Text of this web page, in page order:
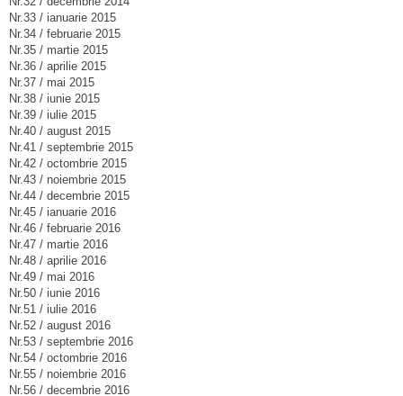
Nr.33 / ianuarie 2015
Nr.34 / februarie 2015
Nr.35 / martie 2015
Nr.36 / aprilie 2015
Nr.37 / mai 2015
Nr.38 / iunie 2015
Nr.39 / iulie 2015
Nr.40 / august 2015
Nr.41 / septembrie 2015
Nr.42 / octombrie 2015
Nr.43 / noiembrie 2015
Nr.44 / decembrie 2015
Nr.45 / ianuarie 2016
Nr.46 / februarie 2016
Nr.47 / martie 2016
Nr.48 / aprilie 2016
Nr.49 / mai 2016
Nr.50 / iunie 2016
Nr.51 / iulie 2016
Nr.52 / august 2016
Nr.53 / septembrie 2016
Nr.54 / octombrie 2016
Nr.55 / noiembrie 2016
Nr.56 / decembrie 2016